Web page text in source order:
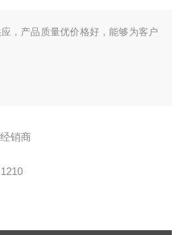
，产品质量优价格好，能够为客户
经销商
1210